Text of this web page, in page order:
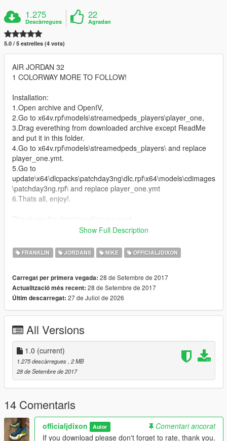
1.275
Descàrregues
22
Agradan
5.0 / 5 estrelles (4 vots)
AIR JORDAN 32
1 COLORWAY MORE TO FOLLOW!
Installation:
1.Open archive and OpenIV,
2.Go to x64v.rpf\models\streamedpeds_players\player_one,
3.Drag everething from downloaded archive except ReadMe
and put it in this folder.
4.Go to x64v.rpf\models\streamedpeds_players\ and replace
player_one.ymt.
5.Go to
update\x64\dlcpacks\patchday3ng\dlc.rpf\x64\models\cdimages
\patchday3ng.rpf\ and replace player_one.ymt
6.Thats all, enjoy!.
CONTENT FOR MY SUBSCRIBERS.
Show Full Description
FRANKLIN JORDANS NIKE OFFICIALJDIXON
Carregat per primera vegada: 28 de Setembre de 2017
Actualització més recent: 28 de Setembre de 2017
Últim descarregat: 27 de Juliol de 2026
All Versions
1.0 (current)
1.275 descàrregues , 2 MB
28 de Setembre de 2017
14 Comentaris
officialjdixon Autor
Comentari ancorat
If you download please don't forget to rate, thank you.